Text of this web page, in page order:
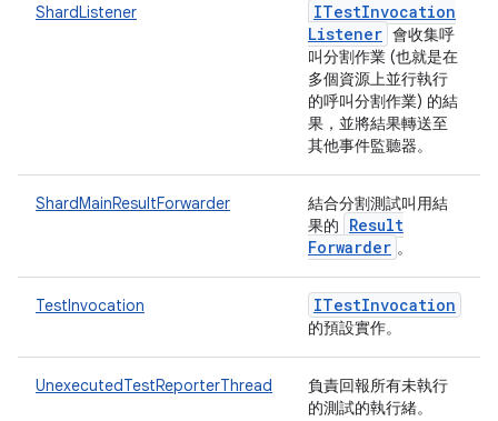
ShardListener ITestInvocation
Listener 會收集呼
叫分割作業 (也就是在
多個資源上並行執行
的呼叫分割作業) 的結
果，並將結果轉送至
其他事件監聽器。
ShardMainResultForwarder
結合分割測試叫用結
果的
Result
Forwarder 。
TestInvocation ITestInvocation
的預設實作。
UnexecutedTestReporterThread
負責回報所有未執行
的測試的執行緒。